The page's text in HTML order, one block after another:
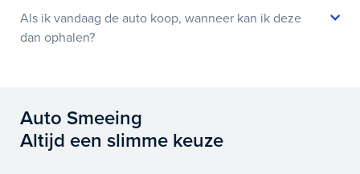
Als ik vandaag de auto koop, wanneer kan ik deze
dan ophalen?
Auto Smeeing
Altijd een slimme keuze